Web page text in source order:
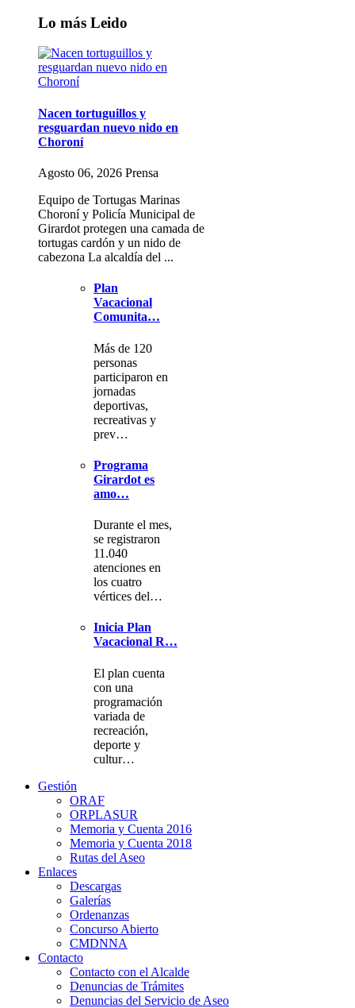
Lo más Leido
Nacen tortuguillos y
resguardan nuevo nido en
Choroní
Agosto 06, 2026 Prensa
Equipo de Tortugas Marinas
Choroní y Policía Municipal de
Girardot protegen una camada de
tortugas cardón y un nido de
cabezona La alcaldía del ...
Plan
Vacacional
Comunita…
Más de 120
personas
participaron en
jornadas
deportivas,
recreativas y
prev…
Programa
Girardot es
amo…
Durante el mes,
se registraron
11.040
atenciones en
los cuatro
vértices del…
Inicia Plan
Vacacional R…
El plan cuenta
con una
programación
variada de
recreación,
deporte y
cultur…
Gestión
ORAF
ORPLASUR
Memoria y Cuenta 2016
Memoria y Cuenta 2018
Rutas del Aseo
Enlaces
Descargas
Galerías
Ordenanzas
Concurso Abierto
CMDNNA
Contacto
Contacto con el Alcalde
Denuncias de Trámites
Denuncias del Servicio de Aseo